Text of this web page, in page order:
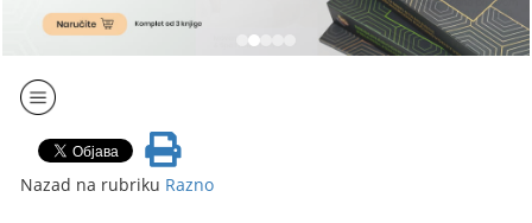
Nazad na rubriku Razno